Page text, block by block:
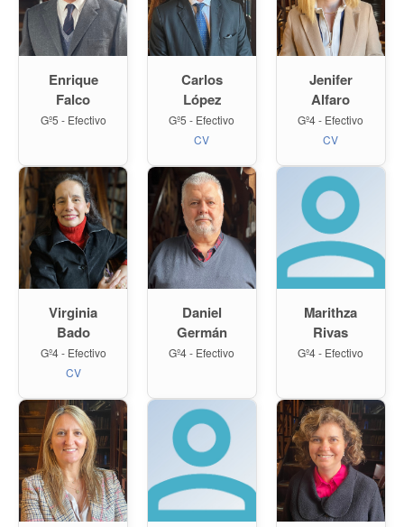
Enrique
Falco
Gº5 - Efectivo
Carlos
López
Gº5 - Efectivo
CV
Jenifer
Alfaro
Gº4 - Efectivo
CV
Virginia
Bado
Gº4 - Efectivo
CV
Daniel
Germán
Gº4 - Efectivo
Marithza
Rivas
Gº4 - Efectivo